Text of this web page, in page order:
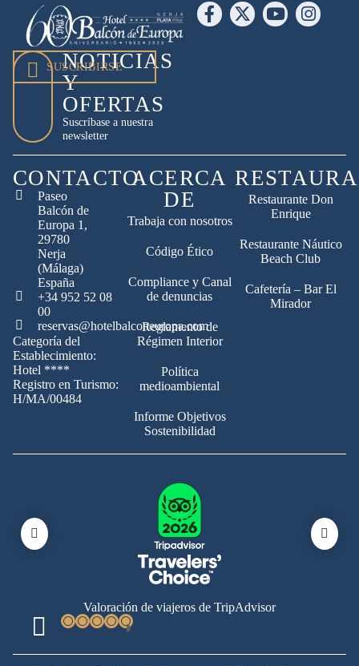
NOTICIAS
Y
OFERTAS
Suscríbase a nuestra
newsletter
SUSCRIBIRSE
CONTACTO
Paseo
Balcón de
Europa 1,
29780
Nerja
(Málaga)
España
+34 952 52 08
00
reservas@hotelbalconeuropa.com
Categoría del
Establecimiento:
Hotel ****
Registro en Turismo:
H/MA/00484
ACERCA
DE
Trabaja con nosotros
Código Ético
Compliance y Canal
de denuncias
Reglamento de
Régimen Interior
Política
medioambiental
Informe Objetivos
Sostenibilidad
Restaurante Don
Enrique
Restaurante Náutico
Beach Club
Cafetería – Bar El
Mirador
Valoración de viajeros de TripAdvisor